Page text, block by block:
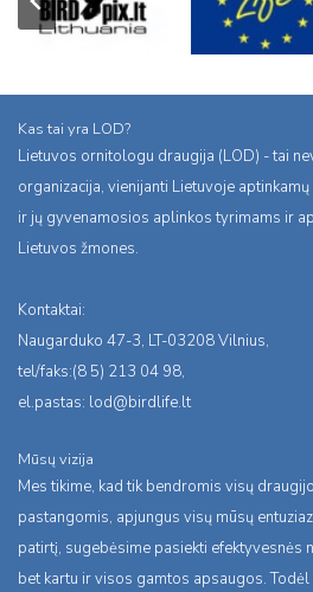
Kas tai yra LOD?
Lietuvos ornitologu draugija (LOD) - tai
organizacija, vienijanti Lietuvoje
ir jų gyvenamosios aplinkos tyrimams ir
Lietuvos žmones.
Kontaktai:
Naugarduko 47-3, LT-03208 Vilnius,
tel/faks:(8 5) 213 04 98,
el.pastas: lod@birdlife.lt
Mūsų vizija
Mes tikime, kad tik bendromis visų
pastangomis, apjungus visų mūsų
patirtį, sugebėsime pasiekti efektyvesnės
bet kartu ir visos gamtos apsaugos.